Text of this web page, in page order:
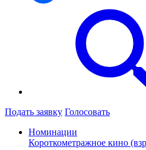
Подать заявку Голосовать
Номинации
Короткометражное кино